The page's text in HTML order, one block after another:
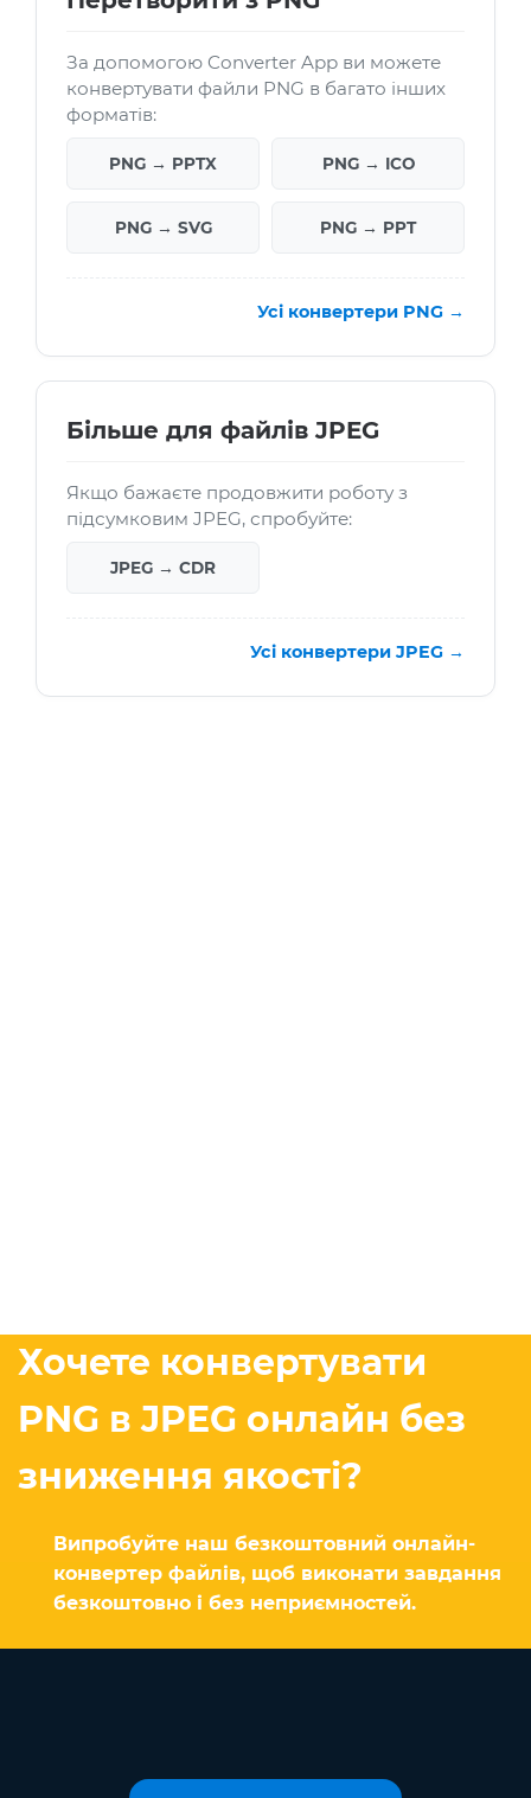
За допомогою Converter App ви можете
конвертувати файли PNG в багато інших
форматів:
PNG → PPTX PNG → ICO
PNG → SVG PNG → PPT
Усі конвертери PNG →
Більше для файлів JPEG
Якщо бажаєте продовжити роботу з
підсумковим JPEG, спробуйте:
JPEG → CDR
Усі конвертери JPEG →
Хочете конвертувати
PNG в JPEG онлайн без
зниження якості?
Випробуйте наш безкоштовний онлайн-
конвертер файлів, щоб виконати завдання
безкоштовно і без неприємностей.